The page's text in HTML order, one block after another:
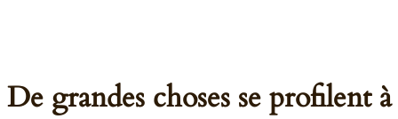
De grandes choses se profilent à